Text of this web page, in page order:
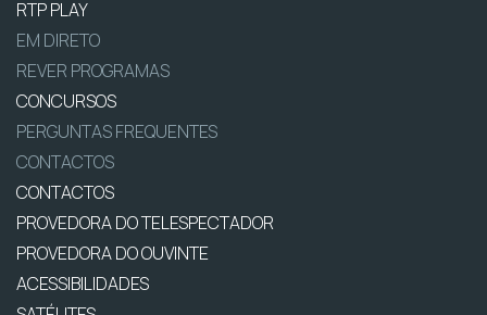
RTP PLAY
EM DIRETO
REVER PROGRAMAS
CONCURSOS
PERGUNTAS FREQUENTES
CONTACTOS
CONTACTOS
PROVEDORA DO TELESPECTADOR
PROVEDORA DO OUVINTE
ACESSIBILIDADES